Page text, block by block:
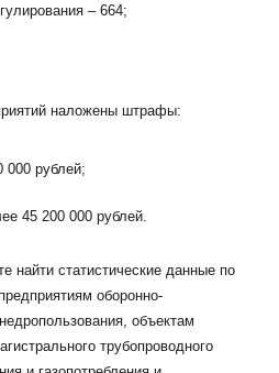
– 664;
наложены штрафы:
рублей;
45 200 000 рублей.
найти статистические данные по
оборонно-
объектам
трубопроводного